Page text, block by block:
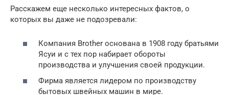
Расскажем еще несколько интересных фактов, о
которых вы даже не подозревали:
Компания Brother основана в 1908 году братьями
Ясуи и с тех пор набирает обороты
производства и улучшения своей продукции.
Фирма является лидером по производству
бытовых швейных машин в мире.